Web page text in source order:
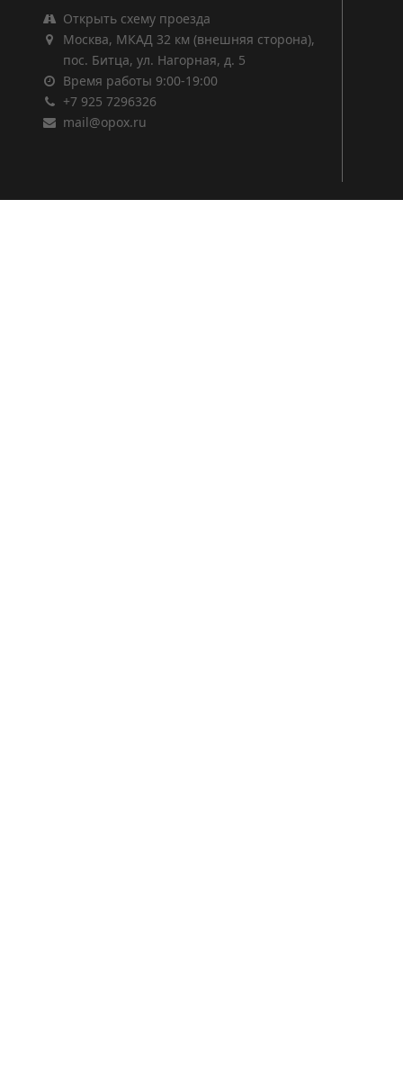
Открыть схему проезда
Москва, МКАД 32 км (внешняя сторона),
пос. Битца, ул. Нагорная, д. 5
Время работы 9:00-19:00
+7 925 7296326
mail@opox.ru